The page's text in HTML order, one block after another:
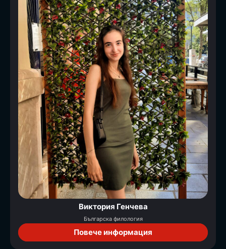
Виктория Генчева
Българска филология
Повече информация